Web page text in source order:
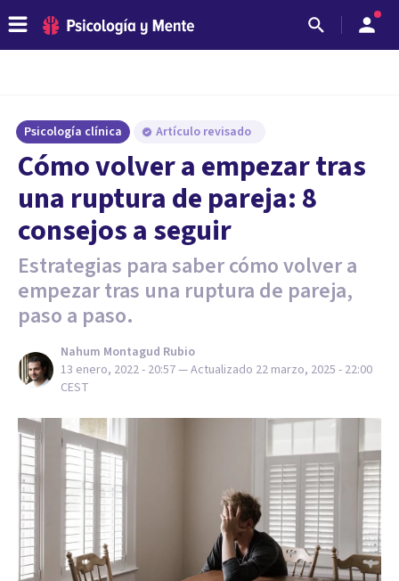
Psicología clínica Artículo revisado
Cómo volver a empezar tras
una ruptura de pareja: 8
consejos a seguir
Estrategias para saber cómo volver a
empezar tras una ruptura de pareja,
paso a paso.
Nahum Montagud Rubio
13 enero, 2022 - 20:57— Actualizado 22 marzo, 2025 - 22:00
CEST